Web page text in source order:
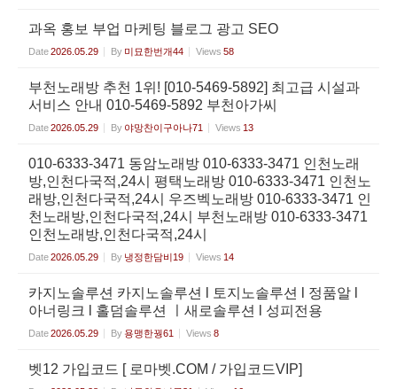
과옥 홍보 부업 마케팅 블로그 광고 SEO
Date2026.05.29 By 미묘한번개44 Views 58
부천노래방 추천 1위! [010-5469-5892] 최고급 시설과
서비스 안내 010-5469-5892 부천아가씨
Date2026.05.29 By 야망찬이구아나71 Views 13
010-6333-3471 동암노래방 010-6333-3471 인천노래
방,인천다국적,24시 평택노래방 010-6333-3471 인천노
래방,인천다국적,24시 우즈벡노래방 010-6333-3471 인
천노래방,인천다국적,24시 부천노래방 010-6333-3471
인천노래방,인천다국적,24시
Date2026.05.29 By 냉정한담비19 Views 14
카지노솔루션 카지노솔루션 l 토지노솔루션 l 정품알 l
아너링크 l 홀덤솔루션 ㅣ새로솔루션 l 성피전용
Date2026.05.29 By 용맹한꿩61 Views 8
벳12 가입코드 [ 로마벳.COM / 가입코드VIP]